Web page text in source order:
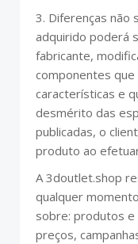
3. Diferenças não
adquirido poderá
fabricante,
componentes que
características e
desmérito das
publicadas, o
produto ao
A 3doutlet.shop
qualquer
sobre: produtos
preços,